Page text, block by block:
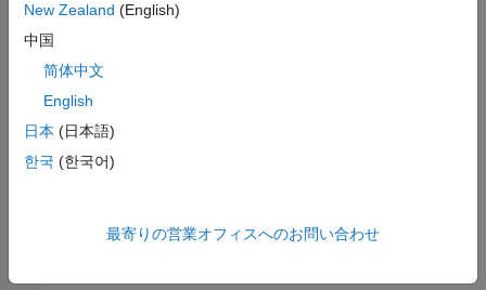
Related Information
Set Up Your System for Device Detection
Examples by Vendor
Limitations by Vendor
New Zealand (English)
中国
简体中文
English
日本 (日本語)
한국 (한국어)
最寄りの営業オフィスへのお問い合わせ